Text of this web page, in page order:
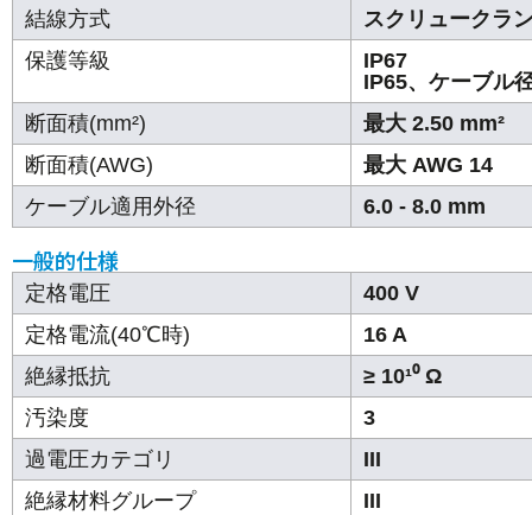
結線方式
スクリュークラ
保護等級
IP67
IP65、ケーブル
断面積(mm²)
最大 2.50 mm²
断面積(AWG)
最大 AWG 14
ケーブル適用外径
6.0 - 8.0 mm
一般的仕様
定格電圧
400 V
定格電流(40℃時)
16 A
絶縁抵抗
≥ 10¹⁰ Ω
汚染度
3
過電圧カテゴリ
III
絶縁材料グループ
III